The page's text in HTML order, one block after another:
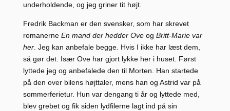
underholdende, og jeg griner tit højt.
Fredrik Backman er den svensker, som har skrevet
romanerne En mand der hedder Oveog Britt-Marie var
her. Jeg kan anbefale begge. Hvis I ikke har læst dem,
så gør det. Især Ove har gjort lykke her i huset. Først
lyttede jeg og anbefalede den til Morten. Han startede
på den over bilens højttaler, mens han og Astrid var på
sommerferietur. Hun var dengang ti år og lyttede med,
blev grebet og fik siden lydfilerne lagt ind på sin